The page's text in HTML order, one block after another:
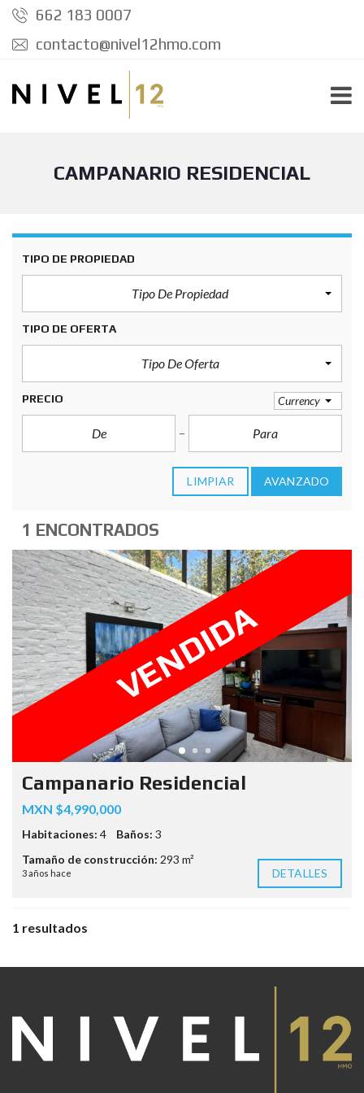
662 183 0007
contacto@nivel12hmo.com
CAMPANARIO RESIDENCIAL
TIPO DE PROPIEDAD
Tipo De Propiedad
TIPO DE OFERTA
Tipo De Oferta
PRECIO Currency
LIMPIAR AVANZADO
1 ENCONTRADOS
VENDIDA
Campanario Residencial
MXN $4,990,000
Habitaciones: 4 Baños: 3
Tamaño de construcción: 293 m²
3 años hace DETALLES
1 resultados